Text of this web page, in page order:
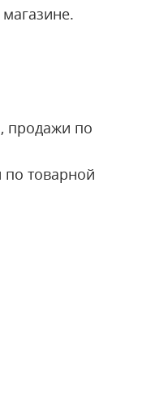
продажи по
товарной